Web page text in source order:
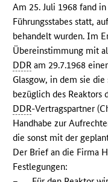
Am 25. Juli 1968 fand
Führungsstabes statt,
behandelt wurden. Im
Übereinstimmung mit
DDR am 29.7.1968
Glasgow, in dem sie
bezüglich des Reaktors
DDR-Vertragspartner
Handhabe zur
die sonst mit der
Der Brief an die Firma
Festlegungen: